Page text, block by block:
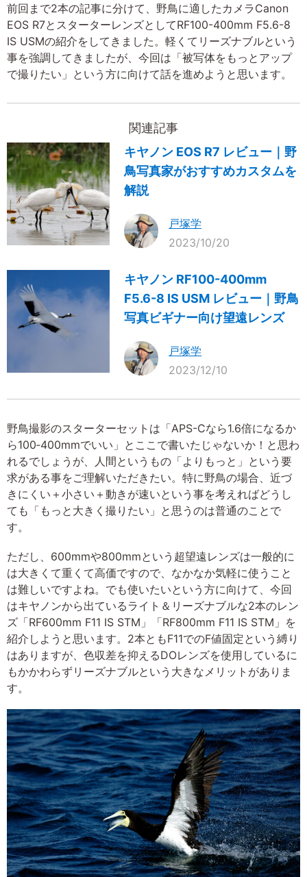
前回まで2本の記事に分けて、野鳥に適したカメラCanon
EOS R7とスターターレンズとしてRF100-400mm F5.6-8
IS USMの紹介をしてきました。軽くてリーズナブルという
事を強調してきましたが、今回は「被写体をもっとアップ
で撮りたい」という方に向けて話を進めようと思います。
関連記事
キヤノン EOS R7 レビュー｜野
鳥写真家がおすすめカスタムを
解説
戸塚学
2023/10/20
キヤノン RF100-400mm
F5.6-8 IS USM レビュー｜野鳥
写真ビギナー向け望遠レンズ
戸塚学
2023/12/10
野鳥撮影のスターターセットは「APS-Cなら1.6倍になるか
ら100‐400mmでいい」とここで書いたじゃないか！と思わ
れるでしょうが、人間というもの「よりもっと」という要
求がある事をご理解いただきたい。特に野鳥の場合、近づ
きにくい＋小さい＋動きが速いという事を考えればどうし
ても「もっと大きく撮りたい」と思うのは普通のことで
す。
ただし、600mmや800mmという超望遠レンズは一般的に
は大きくて重くて高価ですので、なかなか気軽に使うこと
は難しいですよね。でも使いたいという方に向けて、今回
はキヤノンから出ているライト＆リーズナブルな2本のレン
ズ「RF600mm F11 IS STM」「RF800mm F11 IS STM」を
紹介しようと思います。2本ともF11でのF値固定という縛り
はありますが、色収差を抑えるDOレンズを使用しているに
もかかわらずリーズナブルという大きなメリットがありま
す。